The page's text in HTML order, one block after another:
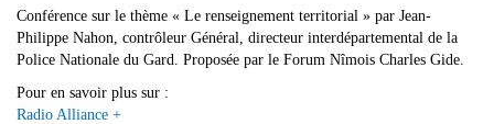
Conférence sur le thème « Le renseignement territorial » par Jean-
Philippe Nahon, contrôleur Général, directeur interdépartemental de la
Police Nationale du Gard. Proposée par le Forum Nîmois Charles Gide.
Pour en savoir plus sur :
Radio Alliance +